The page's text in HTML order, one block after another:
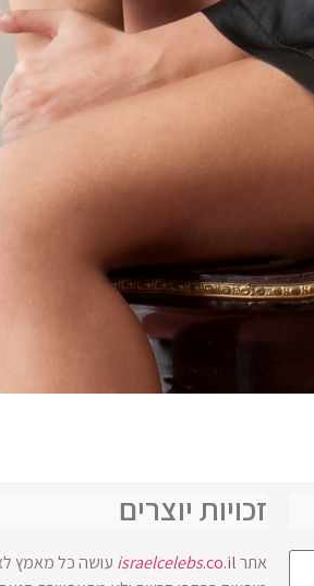
זכויות יוצרים
אתר israelcelebs.co.il
עושה כל מאמץ